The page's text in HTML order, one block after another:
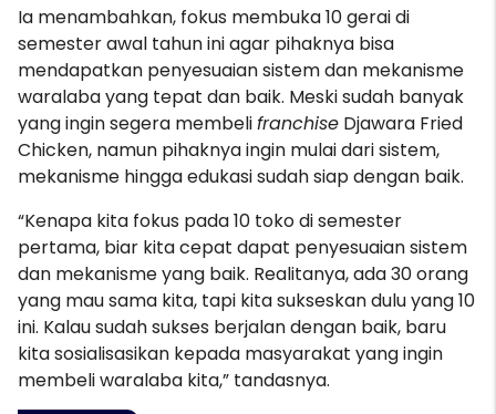
Ia menambahkan, fokus membuka 10 gerai di
semester awal tahun ini agar pihaknya bisa
mendapatkan penyesuaian sistem dan mekanisme
waralaba yang tepat dan baik. Meski sudah banyak
yang ingin segera membelifranchise Djawara Fried
Chicken, namun pihaknya ingin mulai dari sistem,
mekanisme hingga edukasi sudah siap dengan baik.
“Kenapa kita fokus pada 10 toko di semester
pertama, biar kita cepat dapat penyesuaian sistem
dan mekanisme yang baik. Realitanya, ada 30 orang
yang mau sama kita, tapi kita sukseskan dulu yang 10
ini. Kalau sudah sukses berjalan dengan baik, baru
kita sosialisasikan kepada masyarakat yang ingin
membeli waralaba kita,” tandasnya.